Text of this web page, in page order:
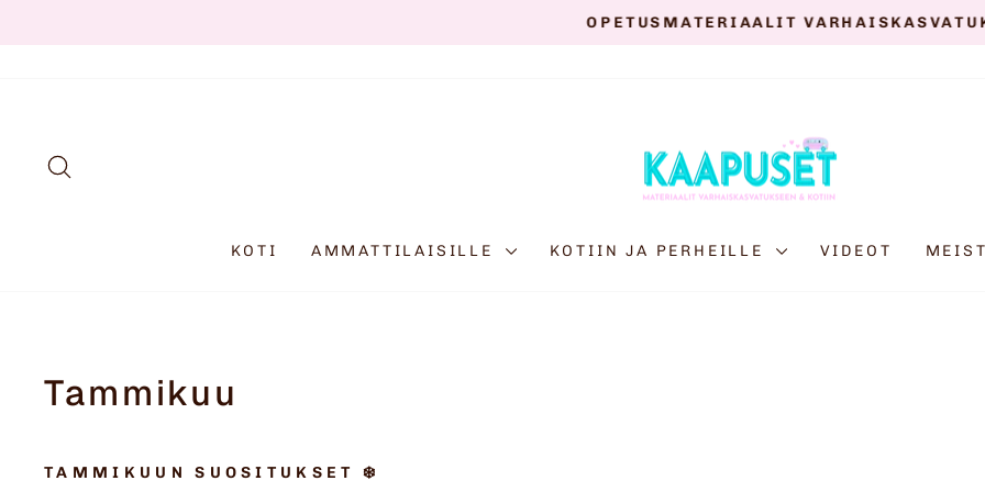
OPETUSMATERIAALIT VARHAISKASVATUKSEEN, PERHEILLE JA
KOTI AMMATTILAISILLE KOTIIN JA PERHEILLE VIDEOT
Tammikuu
TAMMIKUUN SUOSITUKSET ❄️